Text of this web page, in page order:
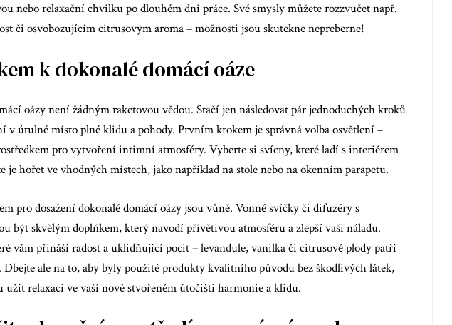
nebo relaxační chvilku po dlouhém dni práce. Své smysly můžete rozzvučet např.
či osvobozujícím citrusovym aroma – možnosti jsou skutekne nepreberne!
k dokonalé domácí oáze
oázy není žádným raketovou vědou. Stačí jen následovat pár jednoduchých kroků
v útulné místo plné klidu a pohody. Prvním krokem je správná volba osvětlení –
pro vytvoření intimní atmosféry. Vyberte si svícny, které ladí s interiérem
je hořet ve vhodných místech, jako například na stole nebo na okenním parapetu.
pro dosažení dokonalé domácí oázy jsou vůně. Vonné svíčky či difuzéry s
být skvělým doplňkem, který navodí přívětivou atmosféru a zlepší vaši náladu.
vám přináší radost a uklidňující pocit – levandule, vanilka či citrusové plody patří
ale na to, aby byly použité produkty kvalitního původu bez škodlivých látek,
užít relaxaci ve vaší nově stvořeném útočišti harmonie a klidu.